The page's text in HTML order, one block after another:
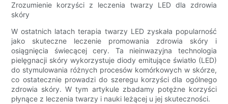
Zrozumienie korzyści z leczenia twarzy LED dla zdrowia
skóry
W ostatnich latach terapia twarzy LED zyskała popularność
jako skuteczne leczenie promowania zdrowia skóry i
osiągnięcia świecącej cery. Ta nieinwazyjna technologia
pielęgnacji skóry wykorzystuje diody emitujące światło (LED)
do stymulowania różnych procesów komórkowych w skórze,
co ostatecznie prowadzi do szeregu korzyści dla ogólnego
zdrowia skóry. W tym artykule zbadamy potężne korzyści
płynące z leczenia twarzy i nauki leżącej u jej skuteczności.